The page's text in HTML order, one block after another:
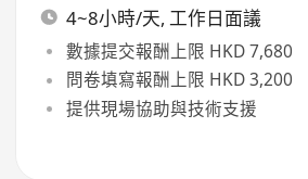
4~8小時/天, 工作日面議
數據提交報酬上限 HKD 7,680
問卷填寫報酬上限 HKD 3,200
提供現場協助與技術支援